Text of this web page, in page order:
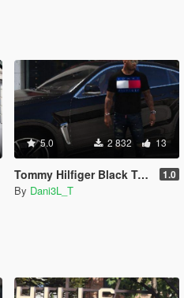
5.0 2 832 13
Tommy Hilfiger Black T-Shirt 1.0
By Dani3L_T